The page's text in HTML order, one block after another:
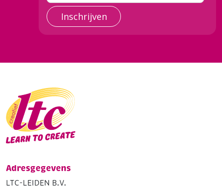
Inschrijven
Adresgegevens
LTC-LEIDEN B.V.